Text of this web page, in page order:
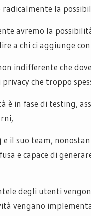
la
avremo la
a chi ci aggiunge
indifferente che
che troppo
è in fase di testing,
e il suo team,
e capace di
degli utenti
vengano